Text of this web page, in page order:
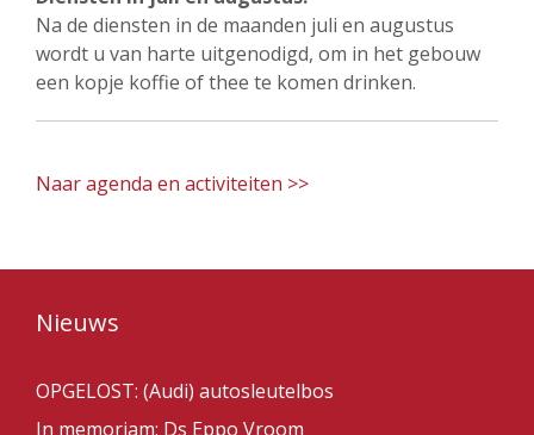
Na de diensten in de maanden juli en augustus
wordt u van harte uitgenodigd, om in het gebouw
een kopje koffie of thee te komen drinken.
Naar agenda en activiteiten >>
Nieuws
OPGELOST: (Audi) autosleutelbos
In memoriam: Ds Eppo Vroom